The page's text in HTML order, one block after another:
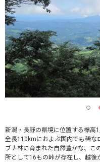
新潟・長野の県境に位置する標高
全長110kmにおよぶ国内でも稀な
ブナ林に育まれた自然豊かな、こ
所として16もの峠が存在し、越後